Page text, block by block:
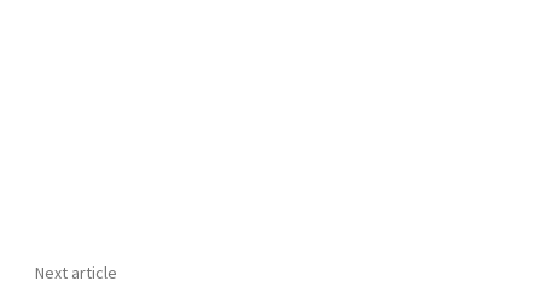
Next article